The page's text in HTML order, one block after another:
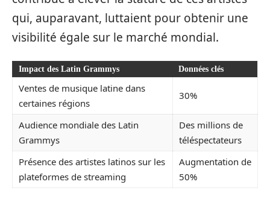
qui, auparavant, luttaient pour obtenir une
visibilité égale sur le marché mondial.
Impact des Latin Grammys Données clés
Ventes de musique latine dans
certaines régions
30%
Audience mondiale des Latin
Grammys
Des millions de
téléspectateurs
Présence des artistes latinos sur les
plateformes de streaming
Augmentation de
50%